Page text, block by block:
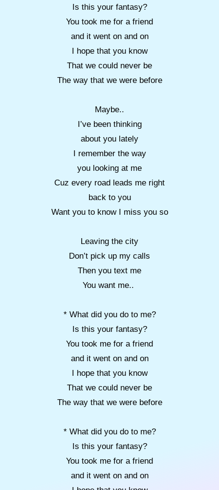
Is this your fantasy?
You took me for a friend
and it went on and on
I hope that you know
That we could never be
The way that we were before
Maybe..
I’ve been thinking
about you lately
I remember the way
you looking at me
Cuz every road leads me right
back to you
Want you to know I miss you so
Leaving the city
Don’t pick up my calls
Then you text me
You want me..
* What did you do to me?
Is this your fantasy?
You took me for a friend
and it went on and on
I hope that you know
That we could never be
The way that we were before
* What did you do to me?
Is this your fantasy?
You took me for a friend
and it went on and on